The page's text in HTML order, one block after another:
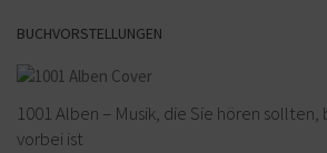
BUCHVORSTELLUNGEN
1001 Alben – Musik, die Sie hören
vorbei ist